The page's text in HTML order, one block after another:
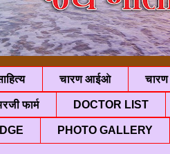
चारण आईओ चारण
फार्म DOCTOR LIST
PHOTO GALLERY